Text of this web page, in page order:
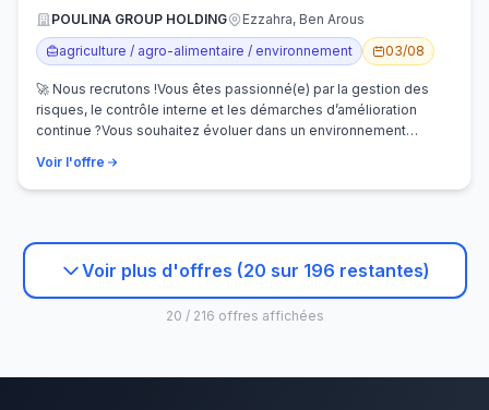
POULINA GROUP HOLDING
Ezzahra, Ben Arous
agriculture / agro-alimentaire / environnement
03/08
🚀 Nous recrutons !Vous êtes passionné(e) par la gestion des
risques, le contrôle interne et les démarches d’amélioration
continue ?Vous souhaitez évoluer dans un environnement
Voir l'offre
Voir plus d'offres (20 sur 196 restantes)
20 / 216 offres affichées